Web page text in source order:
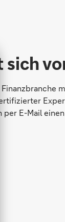
sich
E-Mail